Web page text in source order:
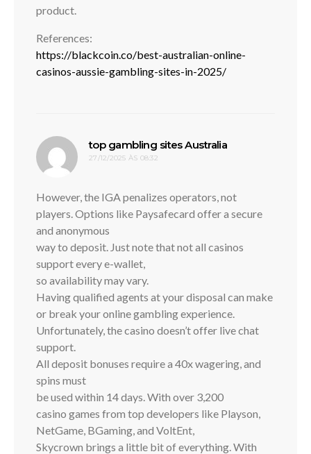
product.
References:
https://blackcoin.co/best-australian-online-
casinos-aussie-gambling-sites-in-2025/
top gambling sites Australia
27/12/2025 ÀS 08:32
However, the IGA penalizes operators, not
players. Options like Paysafecard offer a secure
and anonymous
way to deposit. Just note that not all casinos
support every e-wallet,
so availability may vary.
Having qualified agents at your disposal can make
or break your online gambling experience.
Unfortunately, the casino doesn’t offer live chat
support.
All deposit bonuses require a 40x wagering, and
spins must
be used within 14 days. With over 3,200
casino games from top developers like Playson,
NetGame, BGaming, and VoltEnt,
Skycrown brings a little bit of everything. With